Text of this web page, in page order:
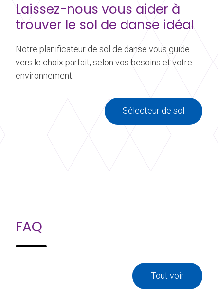
Laissez-nous vous aider à
trouver le sol de danse idéal
Notre planificateur de sol de danse vous guide
vers le choix parfait, selon vos besoins et votre
environnement.
Sélecteur de sol
FAQ
Tout voir